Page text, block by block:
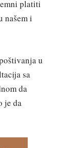
platiti
našem i
u
sa
da
je da